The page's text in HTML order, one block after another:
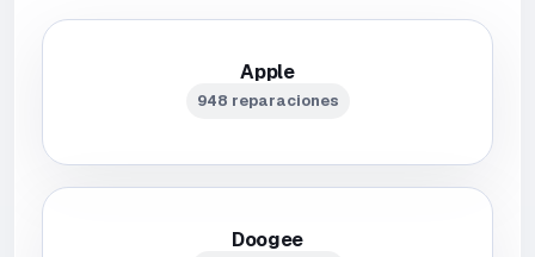
Apple
948 reparaciones
Doogee